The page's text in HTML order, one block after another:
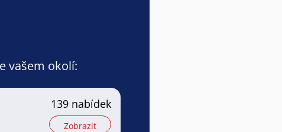
vašem okolí:
139 nabídek
Zobrazit